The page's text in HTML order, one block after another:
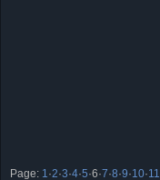
Page: 1 ·2·3·4·5·6·7·8·9·10·11